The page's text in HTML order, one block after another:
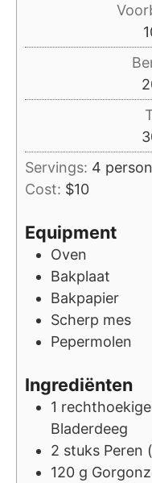
Servings: 4
Cost: $10
Equipment
Oven
Bakplaat
Bakpapier
Scherp mes
Pepermolen
Ingrediënten
1
Bladerdeeg
2 stuks Peren
120 g